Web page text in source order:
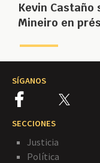
Kevin
Mineiro en
SÍGANOS
SECCIONES
Justicia
Política